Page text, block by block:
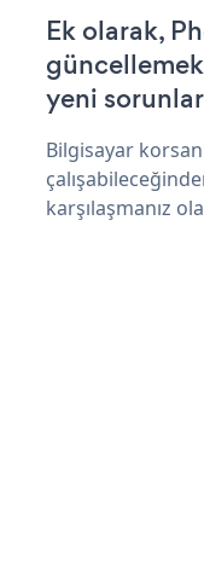
Ek olarak,
yeni
Bilgisayar
karşılaşmanız